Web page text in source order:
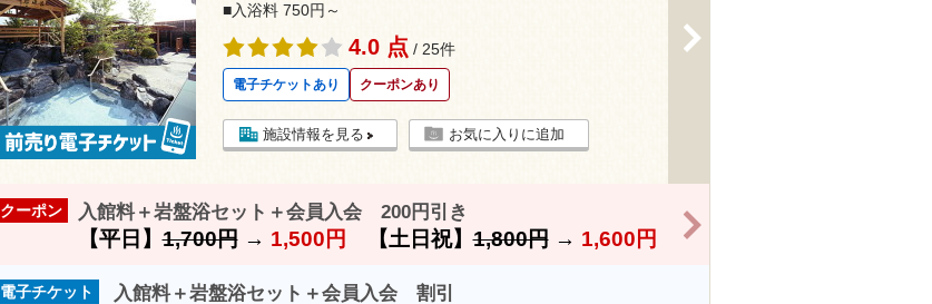
■入浴料 750円～
4.0 点 / 25件
電子チケットあり クーポンあり
施設情報を見る お気に入りに追加
クーポン 入館料＋岩盤浴セット＋会員入会 200円引き
【平日】1,700円→ 1,500円 【土日祝】1,800円→ 1,600円
電子チケット 入館料＋岩盤浴セット＋会員入会 割引